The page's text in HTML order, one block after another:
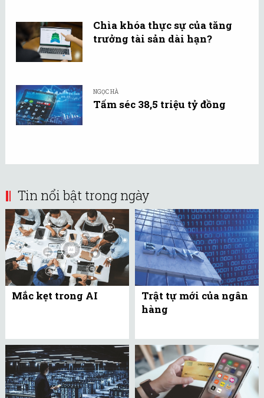
Chìa khóa thực sự của tăng
trưởng tài sản dài hạn?
NGỌC HÀ
Tấm séc 38,5 triệu tỷ đồng
Tin nổi bật trong ngày
Mắc kẹt trong AI
Trật tự mới của ngân
hàng